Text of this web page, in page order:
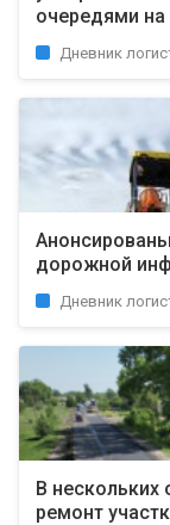
очередями
Дневник
дорожной
Дневник
В нескольких
ремонт